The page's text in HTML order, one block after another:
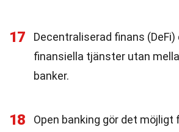
17
Decentraliserad finans (DeFi)
finansiella tjänster utan
banker.
18
Open banking gör det möjligt